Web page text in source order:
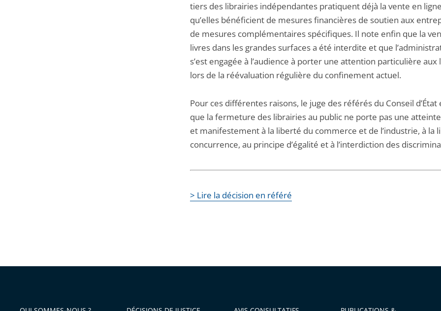
tiers des librairies indépendantes pratiquent déjà la vente en
qu’elles bénéficient de mesures financières de soutien aux
de mesures complémentaires spécifiques. Il note enfin que la
livres dans les grandes surfaces a été interdite et que
s’est engagée à l’audience à porter une attention particulière aux
lors de la réévaluation régulière du confinement actuel.
Pour ces différentes raisons, le juge des référés du Conseil d’État
que la fermeture des librairies au public ne porte pas une
et manifestement à la liberté du commerce et de l’industrie, à la
concurrence, au principe d’égalité et à l’interdiction des
> Lire la décision en référé